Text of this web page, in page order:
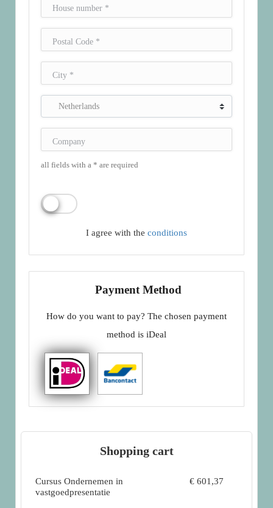
all fields with a * are required
I agree with the conditions
Payment Method
How do you want to pay? The chosen payment
method is iDeal
Shopping cart
Cursus Ondernemen in
vastgoedpresentatie
€ 601,37